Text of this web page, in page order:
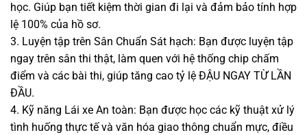
học. Giúp bạn tiết kiệm thời gian đi lại và đảm bảo tính hợp
lệ 100% của hồ sơ.
3. Luyện tập trên Sân Chuẩn Sát hạch: Bạn được luyện tập
ngay trên sân thi thật, làm quen với hệ thống chip chấm
điểm và các bài thi, giúp tăng cao tỷ lệ ĐẬU NGAY TỪ LẦN
ĐẦU.
4. Kỹ năng Lái xe An toàn: Bạn được học các kỹ thuật xử lý
tình huống thực tế và văn hóa giao thông chuẩn mực, điều